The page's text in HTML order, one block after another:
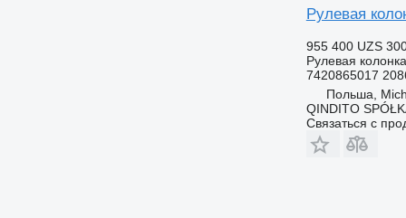
Рулевая
955 400 UZS
Рулевая колонка
7420865017
Польша,
QINDITO
Связаться с